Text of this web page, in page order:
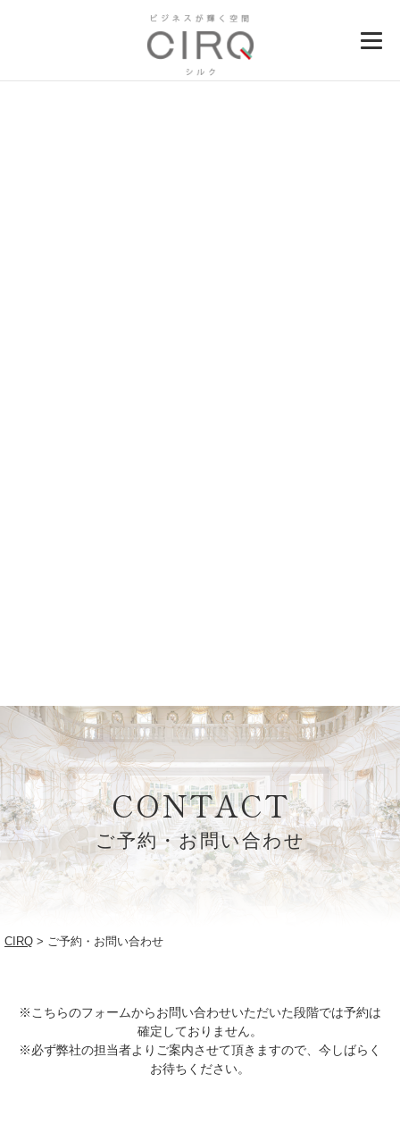
CONTACT
ご予約・お問い合わせ
CIRQ ご予約・お問い合わせ
※こちらのフォームからお問い合わせいただいた段階では予約は
確定しておりません。
※必ず弊社の担当者よりご案内させて頂きますので、今しばらく
お待ちください。